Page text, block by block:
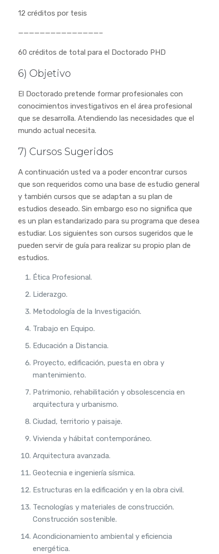
12 créditos por tesis
———————————————–
60 créditos de total para el Doctorado PHD
6) Objetivo
El Doctorado pretende formar profesionales con
conocimientos investigativos en el área profesional
que se desarrolla. Atendiendo las necesidades que el
mundo actual necesita.
7) Cursos Sugeridos
A continuación usted va a poder encontrar cursos
que son requeridos como una base de estudio general
y también cursos que se adaptan a su plan de
estudios deseado. Sin embargo eso no significa que
es un plan estandarizado para su programa que desea
estudiar. Los siguientes son cursos sugeridos que le
pueden servir de guía para realizar su propio plan de
estudios.
Ética Profesional.
Liderazgo.
Metodología de la Investigación.
Trabajo en Equipo.
Educación a Distancia.
Proyecto, edificación, puesta en obra y
mantenimiento.
Patrimonio, rehabilitación y obsolescencia en
arquitectura y urbanismo.
Ciudad, territorio y paisaje.
Vivienda y hábitat contemporáneo.
Arquitectura avanzada.
Geotecnia e ingeniería sísmica.
Estructuras en la edificación y en la obra civil.
Tecnologías y materiales de construcción.
Construcción sostenible.
Acondicionamiento ambiental y eficiencia
energética.